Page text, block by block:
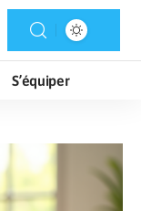
S’équiper